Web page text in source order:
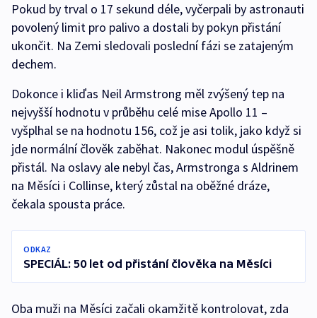
Pokud by trval o 17 sekund déle, vyčerpali by astronauti
povolený limit pro palivo a dostali by pokyn přistání
ukončit. Na Zemi sledovali poslední fázi se zatajeným
dechem.
Dokonce i kliďas Neil Armstrong měl zvýšený tep na
nejvyšší hodnotu v průběhu celé mise Apollo 11 –
vyšplhal se na hodnotu 156, což je asi tolik, jako když si
jde normální člověk zaběhat. Nakonec modul úspěšně
přistál. Na oslavy ale nebyl čas, Armstronga s Aldrinem
na Měsíci i Collinse, který zůstal na oběžné dráze,
čekala spousta práce.
ODKAZ
SPECIÁL: 50 let od přistání člověka na Měsíci
Oba muži na Měsíci začali okamžitě kontrolovat, zda